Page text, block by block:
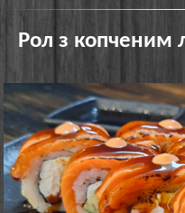
Рол з копченим